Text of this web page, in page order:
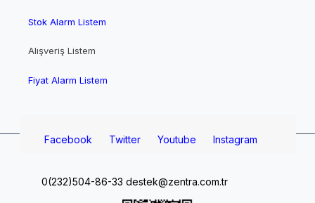
Stok Alarm Listem
Alışveriş Listem
Fiyat Alarm Listem
Facebook Twitter Youtube Instagram
0(232)504-86-33 destek@zentra.com.tr